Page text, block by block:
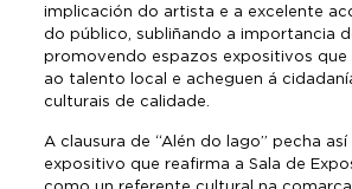
implicación do artista e a excelente
do público, subliñando a importancia
promovendo espazos expositivos que
ao talento local e acheguen á
culturais de calidade.
A clausura de “Alén do lago” pecha
expositivo que reafirma a Sala de